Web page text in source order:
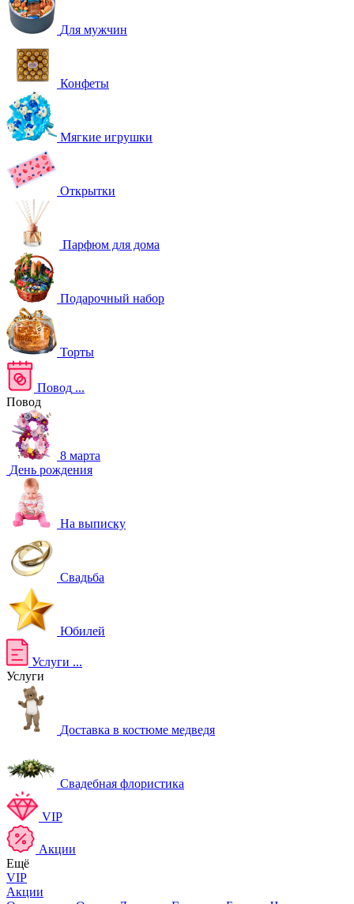
Для мужчин
Конфеты
Мягкие игрушки
Открытки
Парфюм для дома
Подарочный набор
Торты
Повод ...
Повод
8 марта
День рождения
На выписку
Свадьба
Юбилей
Услуги ...
Услуги
Доставка в костюме медведя
Свадебная флористика
VIP
Акции
Ещё
VIP
Акции